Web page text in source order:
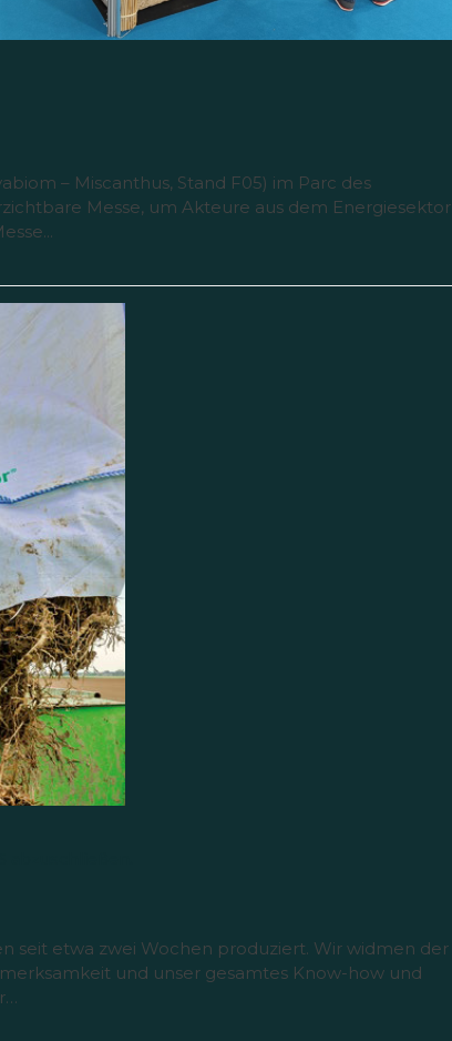
– Miscanthus, Stand F05) im Parc des
Messe, um Akteure aus dem Energiesektor
seit etwa zwei Wochen produziert. Wir widmen der
und unser gesamtes Know-how und